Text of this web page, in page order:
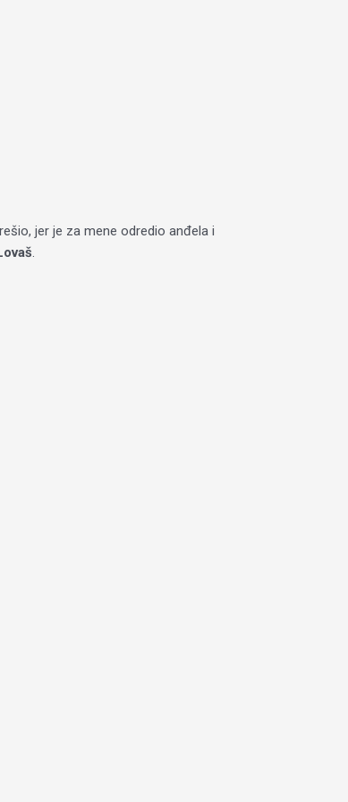
jer je za mene odredio anđela i
.